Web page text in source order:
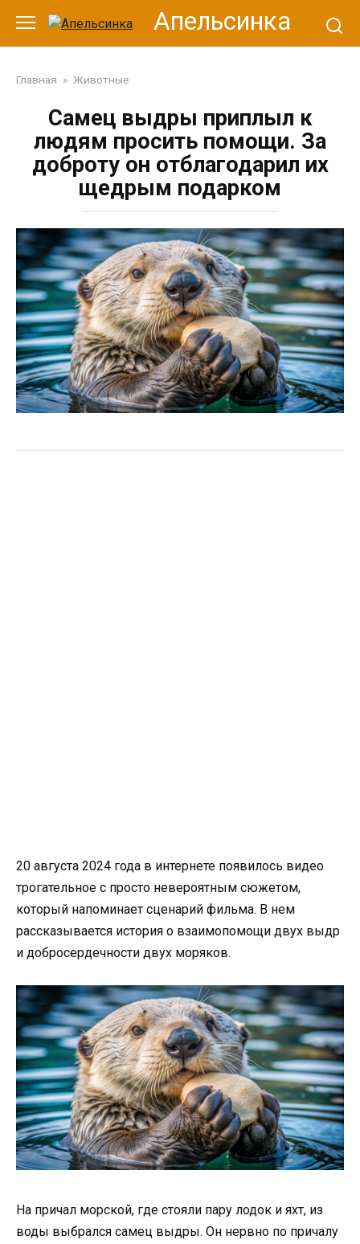
контенту
Апельсинка
Главная » Животные
Самец выдры приплыл к
людям просить помощи. За
доброту он отблагодарил их
щедрым подарком
20 августа 2024 года в интернете появилось видео
трогательное с просто невероятным сюжетом,
который напоминает сценарий фильма. В нем
рассказывается история о взаимопомощи двух выдр
и добросердечности двух моряков.
На причал морской, где стояли пару лодок и яхт, из
воды выбрался самец выдры. Он нервно по причалу